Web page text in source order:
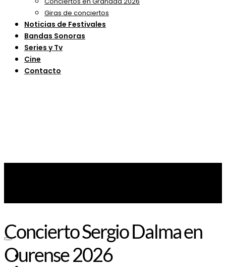
Giras de conciertos
Noticias de Festivales
Bandas Sonoras
Series y Tv
Cine
Contacto
Noticias
Concierto Sergio Dalma en
Ourense 2026